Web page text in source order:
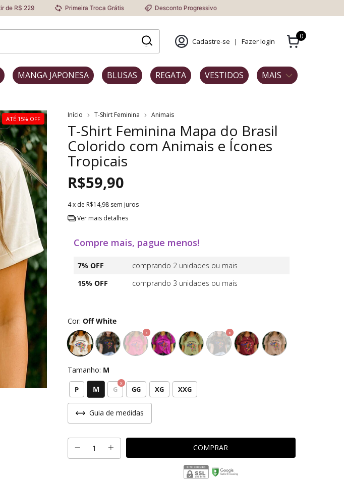
Primeira Troca Grátis Desconto Progressivo
Cadastre-se | Fazer login
0
MANGA JAPONESA BLUSAS REGATA VESTIDOS MAIS
ATÉ 15% OFF Início T-Shirt Feminina Animais
T-Shirt Feminina Mapa do Brasil
Colorido com Animais e Ícones
Tropicais
R$59,90
4x de R$14,98 sem juros
Ver mais detalhes
Compre mais, pague menos!
7% OFF
comprando 2 unidades ou mais
15% OFF
comprando 3 unidades ou mais
Cor: Off White
Tamanho: M
P M G GG XG XXG
Guia de medidas